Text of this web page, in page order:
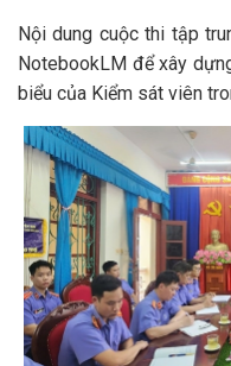
Nội dung cuộc thi tập
NotebookLM để xây
biểu của Kiểm sát viên